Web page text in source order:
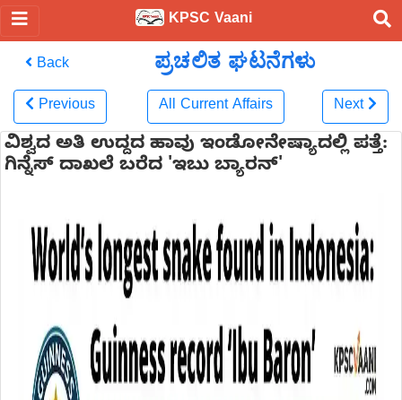
KPSC Vaani
Back ಪ್ರಚಲಿತ ಘಟನೆಗಳು
Previous All Current Affairs Next
ವಿಶ್ವದ ಅತಿ ಉದ್ದದ ಹಾವು ಇಂಡೋನೇಷ್ಯಾದಲ್ಲಿ ಪತ್ತೆ:
ಗಿನ್ನೆಸ್ ದಾಖಲೆ ಬರೆದ 'ಇಬು ಬ್ಯಾರನ್'